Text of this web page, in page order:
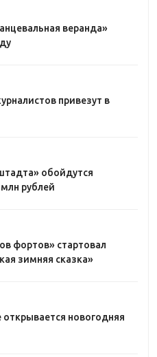
веранда»
привезут в
обойдутся
рублей
фортов» стартовал
зимняя сказка»
новогодняя